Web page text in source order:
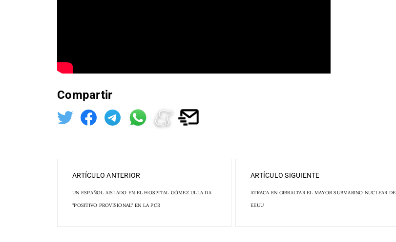
Compartir
ARTÍCULO ANTERIOR
UN ESPAÑOL AISLADO EN EL HOSPITAL GÓMEZ ULLA DA
"POSITIVO PROVISIONAL" EN LA PCR
ARTÍCULO SIGUIENTE
ATRACA EN GIBRALTAR EL MAYOR SUBMARINO NUCLEAR DE
EEUU